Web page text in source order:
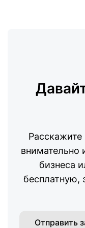
внимательно
бизнеса
бесплатную,
Отправить